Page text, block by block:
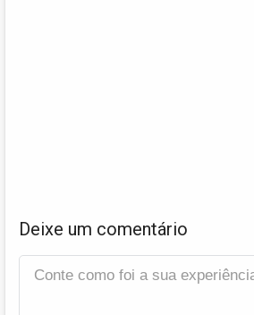
Deixe um comentário